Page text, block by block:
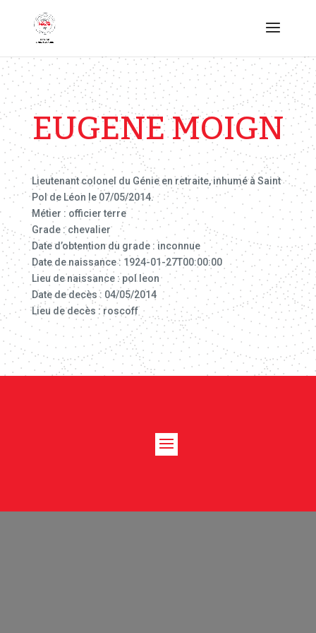
EUGENE MOIGN
Lieutenant colonel du Génie en retraite, inhumé à Saint
Pol de Léon le 07/05/2014.
Métier : officier terre
Grade : chevalier
Date d’obtention du grade : inconnue
Date de naissance : 1924-01-27T00:00:00
Lieu de naissance : pol leon
Date de decès : 04/05/2014
Lieu de decès : roscoff